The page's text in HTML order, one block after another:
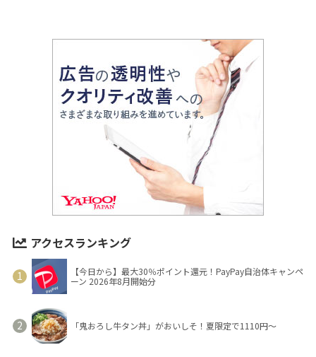
アクセスランキング
【今日から】最大30％ポイント還元！PayPay自治体キャンペ
ーン 2026年8月開始分
「鬼おろし牛タン丼」がおいしそ！夏限定で1110円～